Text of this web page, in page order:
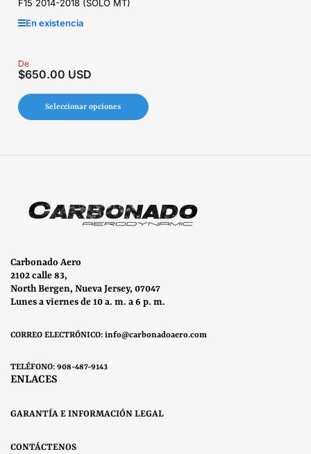
F15 2014-2018 (SOLO MT)
En existencia
Precio
regular
De
$650.00 USD
Seleccionar opciones
Carbonado Aero
2102 calle 83,
North Bergen, Nueva Jersey, 07047
Lunes a viernes de 10 a. m. a 6 p. m.
CORREO ELECTRÓNICO: info@carbonadoaero.com
TELÉFONO: 908-487-9143
ENLACES
GARANTÍA E INFORMACIÓN LEGAL
CONTÁCTENOS